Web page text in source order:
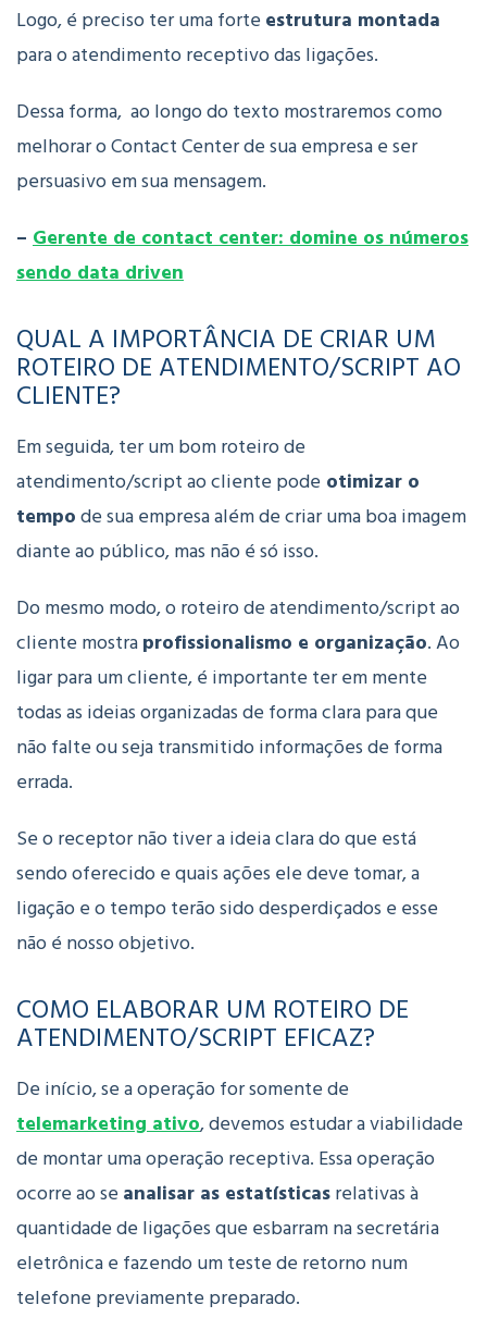
Logo, é preciso ter uma forte estrutura montada
para o atendimento receptivo das ligações.
Dessa forma, ao longo do texto mostraremos como
melhorar o Contact Center de sua empresa e ser
persuasivo em sua mensagem.
– Gerente de contact center: domine os números
sendo data driven
QUAL A IMPORTÂNCIA DE CRIAR UM
ROTEIRO DE ATENDIMENTO/SCRIPT AO
CLIENTE?
Em seguida, ter um bom roteiro de
atendimento/script ao cliente pode otimizar o
tempode sua empresa além de criar uma boa imagem
diante ao público, mas não é só isso.
Do mesmo modo, o roteiro de atendimento/script ao
cliente mostraprofissionalismo e organização. Ao
ligar para um cliente, é importante ter em mente
todas as ideias organizadas de forma clara para que
não falte ou seja transmitido informações de forma
errada.
Se o receptor não tiver a ideia clara do que está
sendo oferecido e quais ações ele deve tomar, a
ligação e o tempo terão sido desperdiçados e esse
não é nosso objetivo.
COMO ELABORAR UM ROTEIRO DE
ATENDIMENTO/SCRIPT EFICAZ?
De início, se a operação for somente de
telemarketing ativo, devemos estudar a viabilidade
de montar uma operação receptiva. Essa operação
ocorre ao se analisar as estatísticasrelativas à
quantidade de ligações que esbarram na secretária
eletrônica e fazendo um teste de retorno num
telefone previamente preparado.